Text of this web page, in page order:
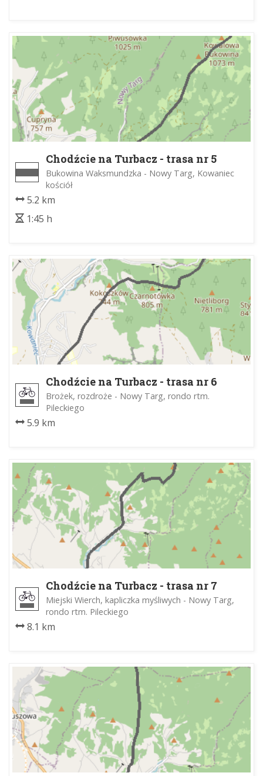
Chodźcie na Turbacz - trasa nr 5
Bukowina Waksmundzka - Nowy Targ, Kowaniec
kościół
5.2 km
1:45 h
Chodźcie na Turbacz - trasa nr 6
Brożek, rozdroże - Nowy Targ, rondo rtm.
Pileckiego
5.9 km
Chodźcie na Turbacz - trasa nr 7
Miejski Wierch, kapliczka myśliwych - Nowy Targ,
rondo rtm. Pileckiego
8.1 km